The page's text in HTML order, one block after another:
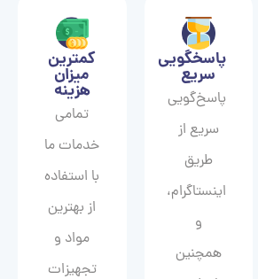
پاسخگویی
سریع
پاسخ‌گویی
سریع از
طریق
اینستاگرام،
و
همچنین
کمترین
میزان
هزینه
تمامی
خدمات ما
با استفاده
از بهترین
مواد و
تجهیزات